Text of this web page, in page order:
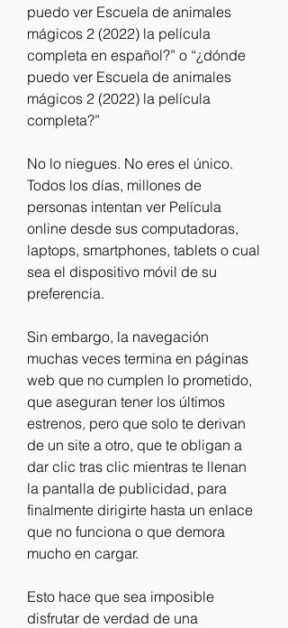
puedo ver Escuela de animales
mágicos 2 (2022) la película
completa en español?” o “¿dónde
puedo ver Escuela de animales
mágicos 2 (2022) la película
completa?”
No lo niegues. No eres el único.
Todos los días, millones de
personas intentan ver Película
online desde sus computadoras,
laptops, smartphones, tablets o cual
sea el dispositivo móvil de su
preferencia.
Sin embargo, la navegación
muchas veces termina en páginas
web que no cumplen lo prometido,
que aseguran tener los últimos
estrenos, pero que solo te derivan
de un site a otro, que te obligan a
dar clic tras clic mientras te llenan
la pantalla de publicidad, para
finalmente dirigirte hasta un enlace
que no funciona o que demora
mucho en cargar.
Esto hace que sea imposible
disfrutar de verdad de una